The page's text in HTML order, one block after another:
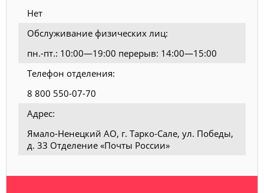
Нет
Обслуживание физических лиц:
пн.-пт.: 10:00—19:00 перерыв: 14:00—15:00
Телефон отделения:
8 800 550-07-70
Адрес:
Ямало-Ненецкий АО, г. Тарко-Сале, ул. Победы,
д. 33 Отделение «Почты России»